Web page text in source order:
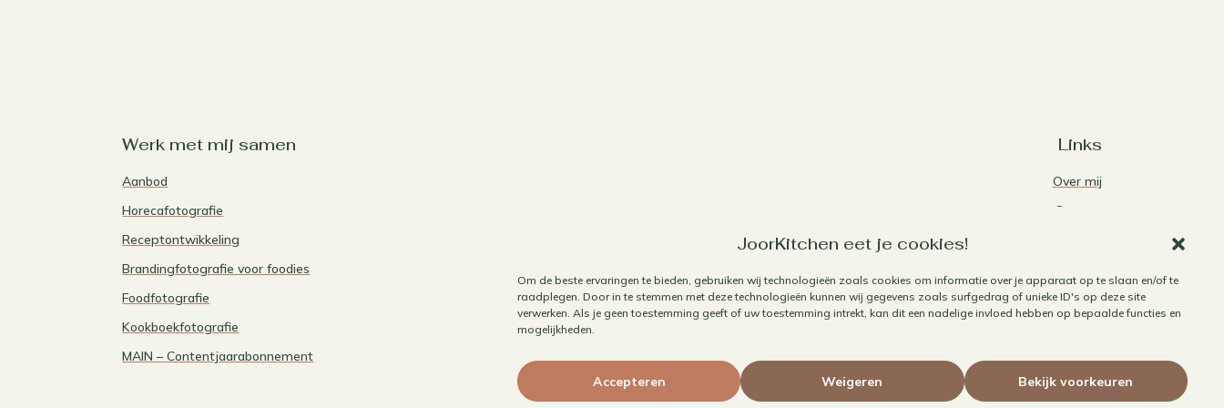
JoorKitchen eet je cookies!
Om de beste ervaringen te bieden, gebruiken wij technologieën zoals cookies om informatie over je apparaat op te slaan en/of te
raadplegen. Door in te stemmen met deze technologieën kunnen wij gegevens zoals surfgedrag of unieke ID's op deze site
verwerken. Als je geen toestemming geeft of uw toestemming intrekt, kan dit een nadelige invloed hebben op bepaalde functies en
mogelijkheden.
Accepteren Weigeren Bekijk voorkeuren
Werk met mij samen
Aanbod
Horecafotografie
Receptontwikkeling
Brandingfotografie voor foodies
Foodfotografie
Kookboekfotografie
MAIN – Contentjaarabonnement
Links
Over mij
Contact
Algemene voorwaarden
Cookiebeleid